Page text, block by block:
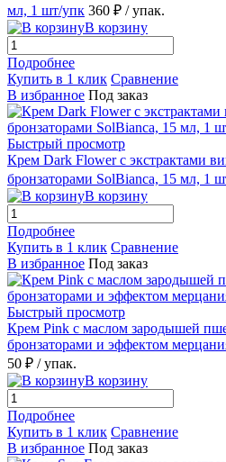
мл, 1 шт/упк 360 ₽ / упак.
В корзину
Подробнее
Купить в 1 клик Сравнение
В избранное Под заказ
Быстрый просмотр
Крем Dark Flower с экстрактами
бронзаторами SolBianca, 15 мл, 1
В корзину
Подробнее
Купить в 1 клик Сравнение
В избранное Под заказ
Быстрый просмотр
Крем Pink с маслом зародышей
бронзаторами и эффектом
50 ₽ / упак.
В корзину
Подробнее
Купить в 1 клик Сравнение
В избранное Под заказ